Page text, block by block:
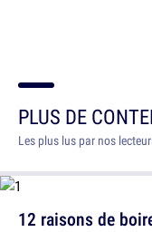
PLUS DE
Les plus lus par nos
12 raisons de